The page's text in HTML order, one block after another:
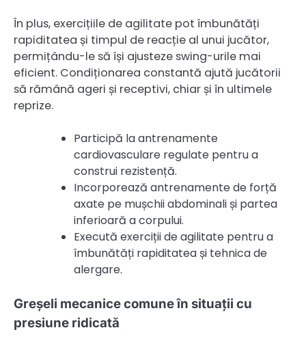
În plus, exercițiile de agilitate pot îmbunătăți
rapiditatea și timpul de reacție al unui jucător,
permițându-le să își ajusteze swing-urile mai
eficient. Condiționarea constantă ajută jucătorii
să rămână ageri și receptivi, chiar și în ultimele
reprize.
Participă la antrenamente
cardiovasculare regulate pentru a
construi rezistență.
Incorporează antrenamente de forță
axate pe mușchii abdominali și partea
inferioară a corpului.
Execută exerciții de agilitate pentru a
îmbunătăți rapiditatea și tehnica de
alergare.
Greșeli mecanice comune în situații cu
presiune ridicată